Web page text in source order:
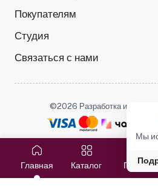
Главная Каталог Поиск
Покупателям
Студия
Связаться с нами
©2026 Разработка и
Мы